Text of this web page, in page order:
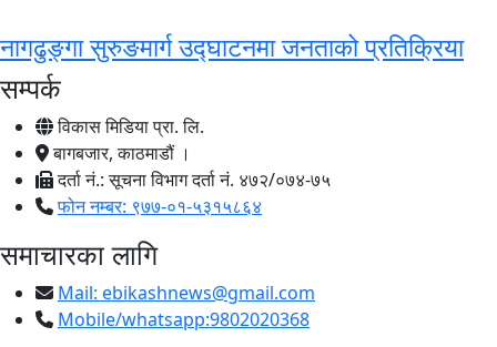
नागढुङ्गा सुरुङमार्ग उद्घाटनमा जनताको प्रतिक्रिया
सम्पर्क
विकास मिडिया प्रा. लि.
बागबजार, काठमाडौं ।
दर्ता नं.: सूचना विभाग दर्ता नं. ४७२/०७४-७५
फोन नम्बर: ९७७-०१-५३१५८६४
समाचारका लागि
Mail: ebikashnews@gmail.com
Mobile/whatsapp:9802020368